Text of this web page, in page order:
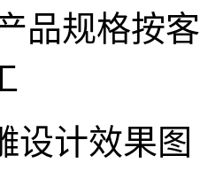
品规格按
设计效果图